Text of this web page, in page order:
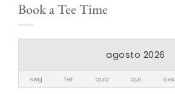
Book a Tee Time
agosto 2026
seg ter qua qui sex